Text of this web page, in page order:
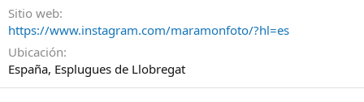
Sitio web
https://www.instagram.com/maramonfoto/?hl=es
Ubicación
España, Esplugues de Llobregat